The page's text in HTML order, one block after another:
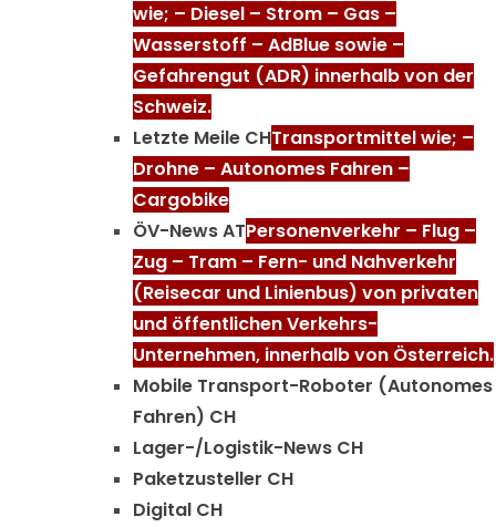
wie; – Diesel – Strom – Gas –
Wasserstoff – AdBlue sowie –
Gefahrengut (ADR) innerhalb von der
Schweiz.
Letzte Meile CHTransportmittel wie; –
Drohne – Autonomes Fahren –
Cargobike
ÖV-News ATPersonenverkehr – Flug –
Zug – Tram – Fern- und Nahverkehr
(Reisecar und Linienbus) von privaten
und öffentlichen Verkehrs-
Unternehmen, innerhalb von Österreich.
Mobile Transport-Roboter (Autonomes
Fahren) CH
Lager-/Logistik-News CH
Paketzusteller CH
Digital CH